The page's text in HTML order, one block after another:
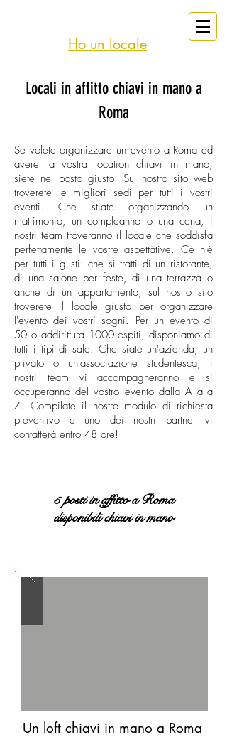
Ho un locale
Locali in affitto chiavi in mano a
Roma
Se volete organizzare un evento a Roma ed
avere la vostra location chiavi in mano,
siete nel posto giusto! Sul nostro sito web
troverete le migliori sedi per tutti i vostri
eventi. Che stiate organizzando un
matrimonio, un compleanno o una cena, i
nostri team troveranno il locale che soddisfa
perfettamente le vostre aspettative. Ce n'è
per tutti i gusti: che si tratti di un ristorante,
di una salone per feste, di una terrazza o
anche di un appartamento, sul nostro sito
troverete il locale giusto per organizzare
l'evento dei vostri sogni. Per un evento di
50 o addirittura 1000 ospiti, disponiamo di
tutti i tipi di sale. Che siate un'azienda, un
privato o un'associazione studentesca, i
nostri team vi accompagneranno e si
occuperanno del vostro evento dalla A alla
Z. Compilate il nostro modulo di richiesta
preventivo e uno dei nostri partner vi
contatterà entro 48 ore!
5 posti in affitto a Roma
disponibili chiavi in mano
Un loft chiavi in mano a Roma